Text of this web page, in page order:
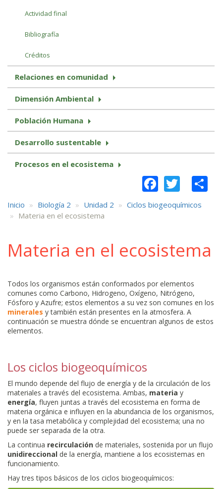
Actividad final
Bibliografía
Créditos
Relaciones en comunidad
Dimensión Ambiental
Población Humana
Desarrollo sustentable
Procesos en el ecosistema
Inicio Biología 2 Unidad 2
Ciclos biogeoquímicos
Materia en el ecosistema
Materia en el ecosistema
Todos los organismos están conformados por elementos
comunes como Carbono, Hidrogeno, Oxígeno, Nitrógeno,
Fósforo y Azufre; estos elementos a su vez son comunes en los
minerales y también están presentes en la atmosfera. A
continuación se muestra dónde se encuentran algunos de estos
elementos.
Los ciclos biogeoquímicos
El mundo depende del flujo de energía y de la circulación de los
materiales a través del ecosistema. Ambas, materia y
energía, fluyen juntas a través del ecosistema en forma de
materia orgánica e influyen en la abundancia de los organismos,
y en la tasa metabólica y complejidad del ecosistema; una no
puede ser separada de la otra.
La continua recirculación de materiales, sostenida por un flujo
unidireccional de la energía, mantiene a los ecosistemas en
funcionamiento.
Hay tres tipos básicos de los ciclos biogeoquímicos: